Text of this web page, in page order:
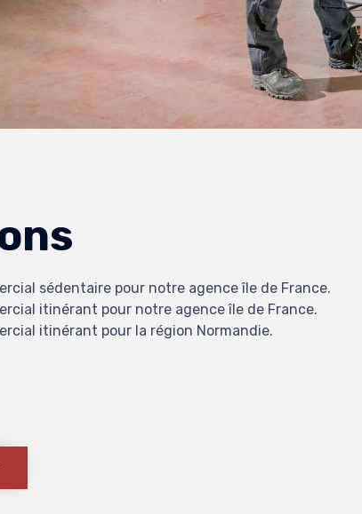
sédentaire pour notre agence île de France.
itinérant pour notre agence île de France.
itinérant pour la région Normandie.